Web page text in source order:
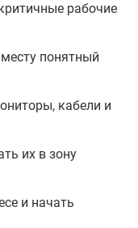
рабочие
понятный
кабели и
их в зону
и начать